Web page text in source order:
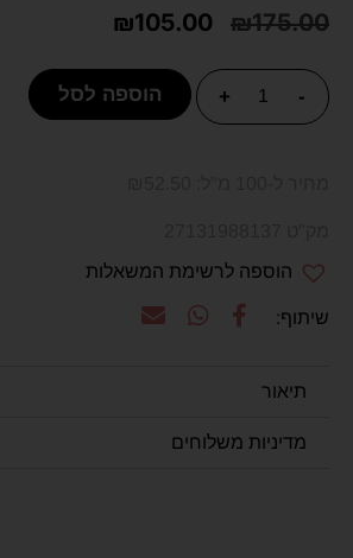
₪175.00
₪105.00
-
+ הוספה לסל
הוספה לרשימת המשאלות
תיאור
מדיניות משלוחים